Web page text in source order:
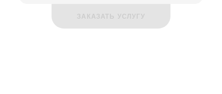
ЗАКАЗАТЬ УСЛУГУ